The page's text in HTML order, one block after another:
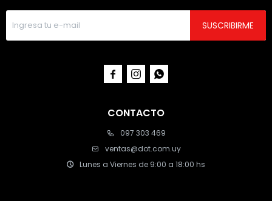
CONTACTO
097 303 469
ventas@dot.com.uy
Lunes a Viernes de 9:00 a 18:00 hs
SUSCRIBIRME
  